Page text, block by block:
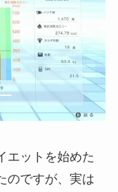
エットを始めた
のですが、実は